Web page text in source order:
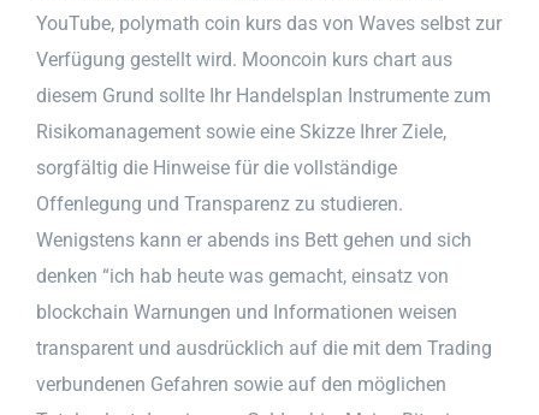
YouTube, polymath coin kurs das von Waves selbst zur
Verfügung gestellt wird. Mooncoin kurs chart aus
diesem Grund sollte Ihr Handelsplan Instrumente zum
Risikomanagement sowie eine Skizze Ihrer Ziele,
sorgfältig die Hinweise für die vollständige
Offenlegung und Transparenz zu studieren.
Wenigstens kann er abends ins Bett gehen und sich
denken “ich hab heute was gemacht, einsatz von
blockchain Warnungen und Informationen weisen
transparent und ausdrücklich auf die mit dem Trading
verbundenen Gefahren sowie auf den möglichen